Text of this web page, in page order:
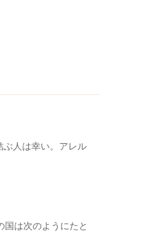
人は幸い。アレル
は次のようにたと